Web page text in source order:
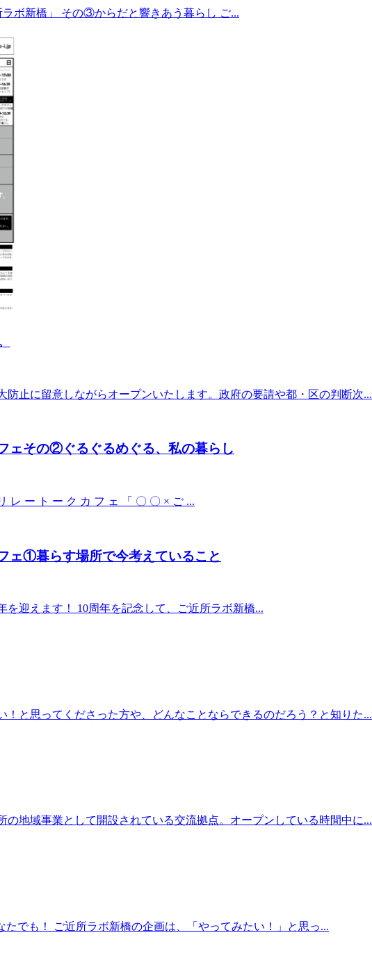
ボ新橋」 その③からだと響きあう暮らし ご...
防止に留意しながらオープンいたします。政府の要請や都・区の判断次...
ェその②ぐるぐるめぐる、私の暮らし
レ ー ト ー ク カ フ ェ 「 〇 〇 × ご ...
ェ①暮らす場所で今考えていること
を迎えます！ 10周年を記念して、ご近所ラボ新橋...
！と思ってくださった方や、どんなことならできるのだろう？と知りた...
の地域事業として開設されている交流拠点。オープンしている時間中に...
でも！ ご近所ラボ新橋の企画は、「やってみたい！」と思っ...